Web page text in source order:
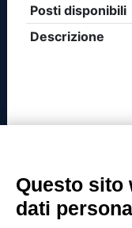
Piazzale
Società
P.IVA
Questo sito
dati